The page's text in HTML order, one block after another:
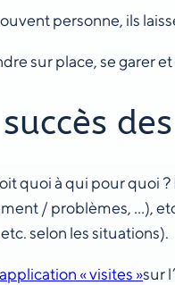
personne, ils
sur place, se garer
quoi à qui pour
/ problèmes, …),
selon les situations).
« visites »sur